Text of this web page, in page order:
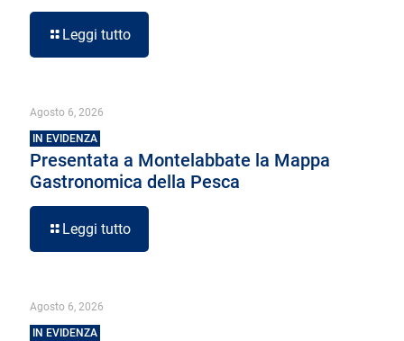
Leggi tutto
Agosto 6, 2026
IN EVIDENZA
Presentata a Montelabbate la Mappa
Gastronomica della Pesca
Leggi tutto
Agosto 6, 2026
IN EVIDENZA